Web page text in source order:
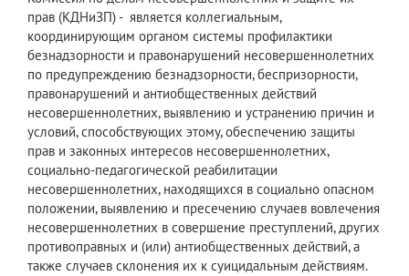
прав (КДНиЗП) - является коллегиальным,
координирующим органом системы профилактики
безнадзорности и правонарушений несовершеннолетних
по предупреждению безнадзорности, беспризорности,
правонарушений и антиобщественных действий
несовершеннолетних, выявлению и устранению причин и
условий, способствующих этому, обеспечению защиты
прав и законных интересов несовершеннолетних,
социально-педагогической реабилитации
несовершеннолетних, находящихся в социально опасном
положении, выявлению и пресечению случаев вовлечения
несовершеннолетних в совершение преступлений, других
противоправных и (или) антиобщественных действий, а
также случаев склонения их к суицидальным действиям.